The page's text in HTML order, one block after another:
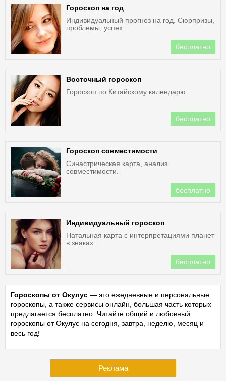
Гороскоп на год
Индивидуальный прогноз на год. Сюрпризы,
проблемы, успех.
бесплатно
Восточный гороскоп
Гороскоп по Китайскому календарю.
бесплатно
Гороскоп совместимости
Синастрическая карта, анализ
совместимости.
бесплатно
Индивидуальный гороскоп
Натальная карта с интерпретациями планет
в знаках.
бесплатно
Гороскопы от Окулус — это ежедневные и персональные
гороскопы, а также сервисы онлайн, большая часть которых
предлагается бесплатно. Читайте общий и любовный
гороскопы от Окулус на сегодня, завтра, неделю, месяц и
весь год!
Реклама